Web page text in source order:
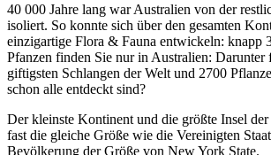
40 000 Jahre lang war Australien von der
isoliert. So konnte sich über den gesamten
einzigartige Flora & Fauna entwickeln: knapp
Pfanzen finden Sie nur in Australien: Darunter
giftigsten Schlangen der Welt und 2700
schon alle entdeckt sind?
Der kleinste Kontinent und die größte Insel
fast die gleiche Größe wie die Vereinigten
Bevölkerung der Größe von New York State.